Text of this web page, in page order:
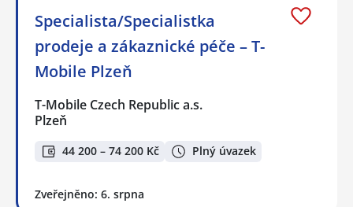
Specialista/Specialistka
prodeje a zákaznické péče – T-
Mobile Plzeň
T-Mobile Czech Republic a.s.
Plzeň
44 200 – 74 200 Kč Plný úvazek
Zveřejněno: 6. srpna